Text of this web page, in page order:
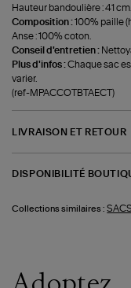
Hauteur bandoulière : 41 cm.
Composition :100% paille
Anse : 100% coton.
Conseil d'entretien :
Plus d'infos :Chaque sac
varier.
(ref-MPACCOTBTAECT)
LIVRAISON ET RETOUR
DISPONIBILITÉ
Collections similaires : SACS